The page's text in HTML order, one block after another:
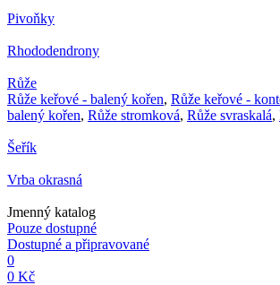
Pivoňky
Rhododendrony
Růže
Růže keřové - balený kořen, Růže keřové -
balený kořen, Růže stromková, Růže svraskalá,
Šeřík
Vrba okrasná
Jmenný katalog
Pouze dostupné
Dostupné a připravované
0
0 Kč